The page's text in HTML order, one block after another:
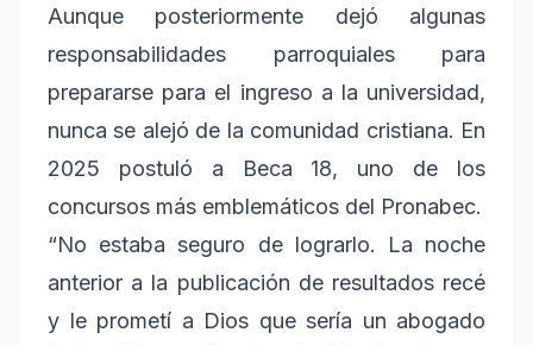
Aunque posteriormente dejó algunas
responsabilidades parroquiales para
prepararse para el ingreso a la universidad,
nunca se alejó de la comunidad cristiana. En
2025 postuló a Beca 18, uno de los
concursos más emblemáticos del Pronabec.
“No estaba seguro de lograrlo. La noche
anterior a la publicación de resultados recé
y le prometí a Dios que sería un abogado